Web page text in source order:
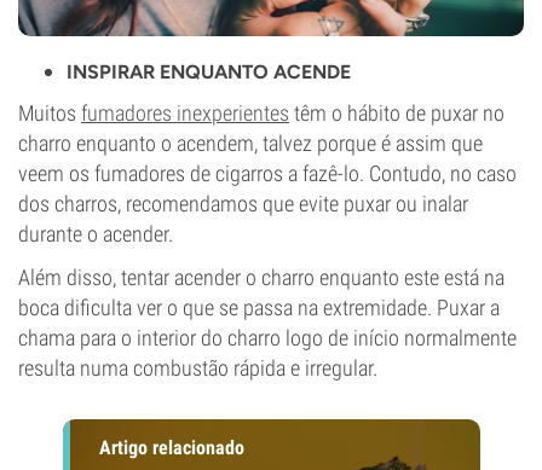
INSPIRAR ENQUANTO ACENDE
Muitos fumadores inexperientes têm o hábito de puxar no
charro enquanto o acendem, talvez porque é assim que
veem os fumadores de cigarros a fazê-lo. Contudo, no caso
dos charros, recomendamos que evite puxar ou inalar
durante o acender.
Além disso, tentar acender o charro enquanto este está na
boca dificulta ver o que se passa na extremidade. Puxar a
chama para o interior do charro logo de início normalmente
resulta numa combustão rápida e irregular.
Artigo relacionado